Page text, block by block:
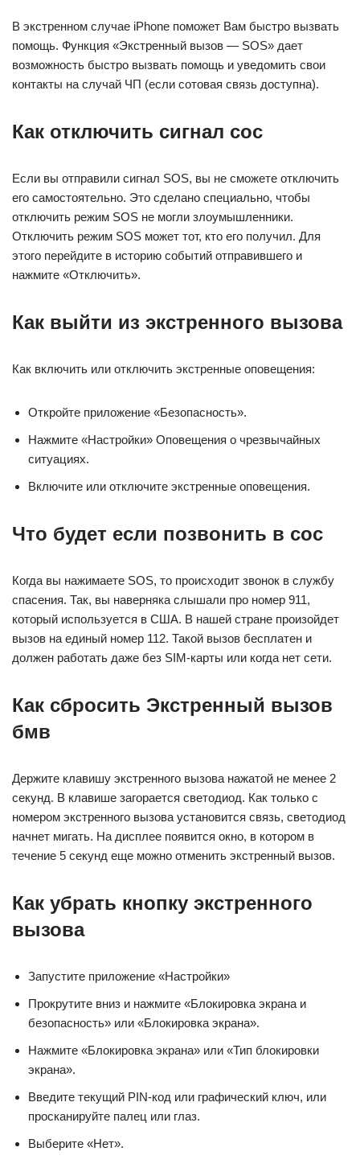
В экстренном случае iPhone поможет Вам быстро вызвать
помощь. Функция «Экстренный вызов — SOS» дает
возможность быстро вызвать помощь и уведомить свои
контакты на случай ЧП (если сотовая связь доступна).
Как отключить сигнал сос
Если вы отправили сигнал SOS, вы не сможете отключить
его самостоятельно. Это сделано специально, чтобы
отключить режим SOS не могли злоумышленники.
Отключить режим SOS может тот, кто его получил. Для
этого перейдите в историю событий отправившего и
нажмите «Отключить».
Как выйти из экстренного вызова
Как включить или отключить экстренные оповещения:
Откройте приложение «Безопасность».
Нажмите «Настройки» Оповещения о чрезвычайных
ситуациях.
Включите или отключите экстренные оповещения.
Что будет если позвонить в сос
Когда вы нажимаете SOS, то происходит звонок в службу
спасения. Так, вы наверняка слышали про номер 911,
который используется в США. В нашей стране произойдет
вызов на единый номер 112. Такой вызов бесплатен и
должен работать даже без SIM-карты или когда нет сети.
Как сбросить Экстренный вызов
бмв
Держите клавишу экстренного вызова нажатой не менее 2
секунд. В клавише загорается светодиод. Как только с
номером экстренного вызова установится связь, светодиод
начнет мигать. На дисплее появится окно, в котором в
течение 5 секунд еще можно отменить экстренный вызов.
Как убрать кнопку экстренного
вызова
Запустите приложение «Настройки»
Прокрутите вниз и нажмите «Блокировка экрана и
безопасность» или «Блокировка экрана».
Нажмите «Блокировка экрана» или «Тип блокировки
экрана».
Введите текущий PIN-код или графический ключ, или
просканируйте палец или глаз.
Выберите «Нет».